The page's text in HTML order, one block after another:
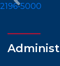
Previous